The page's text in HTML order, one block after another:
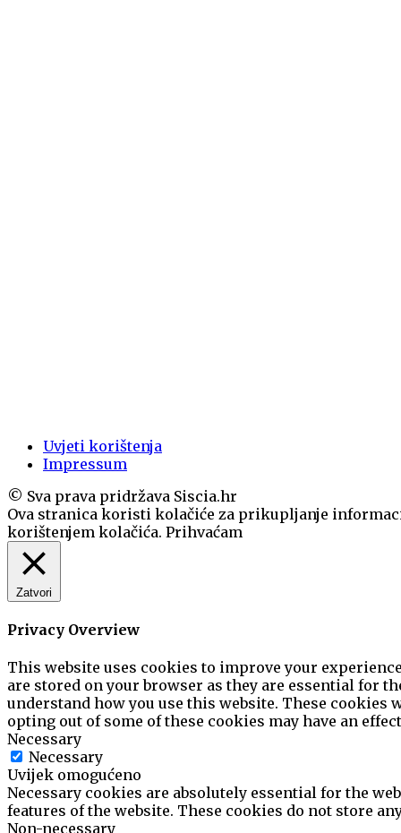
Uvjeti korištenja
Impressum
© Sva prava pridržava Siscia.hr
Ova stranica koristi kolačiće za prikupljanje
korištenjem kolačića. Prihvaćam
Zatvori
Privacy Overview
This website uses cookies to improve your
are stored on your browser as they are essential for
understand how you use this website. These
opting out of some of these cookies may have an
Necessary
Necessary
Uvijek omogućeno
Necessary cookies are absolutely essential for the
features of the website. These cookies do not store
Non-necessary